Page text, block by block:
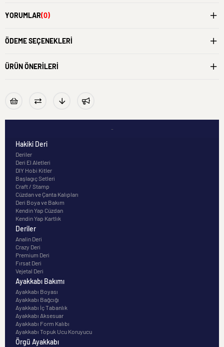
YORUMLAR(0)
ÖDEME SEÇENEKLERI
ÜRÜN ÖNERILERI
-
Hakiki Deri
Deriler
Deri El Aletleri
DIY Hobi Kitler
Başlagıç Setleri
Craft / Stamp
Cüzdan ve Çanta Kalıpları
Deri Boya ve Bakım
Kendin Yap Cüzdan
Kendin Yap Kartlık
Deriler
Analin Deri
Crazy Deri
Premium Deri
Fırsat Deri
Vejetal Deri
Ayakkabı Bakımı
Ayakkabı Boyası
Ayakkabı Bağcığı
Ayakkabı İç Tabanlık
Ayakkabı Aksesuar
Ayakkabı Form Kalıbı
Ayakkabı Topuk Ucu Koruyucu
Örgü Ayakkabı